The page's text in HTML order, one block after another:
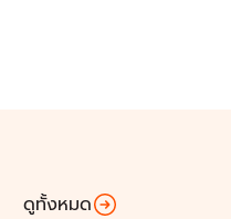
ดูทั้งหมด